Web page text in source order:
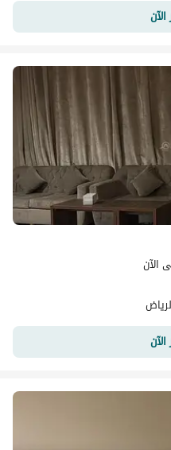
الآن